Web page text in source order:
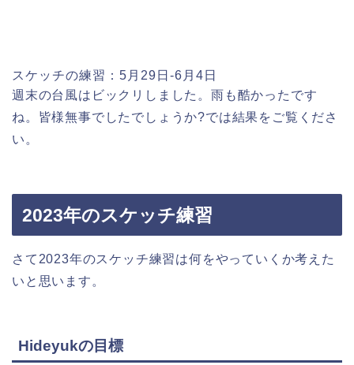
スケッチの練習：5月29日-6月4日
週末の台風はビックリしました。雨も酷かったです
ね。皆様無事でしたでしょうか?では結果をご覧くださ
い。
2023年のスケッチ練習
さて2023年のスケッチ練習は何をやっていくか考えた
いと思います。
Hideyukの目標